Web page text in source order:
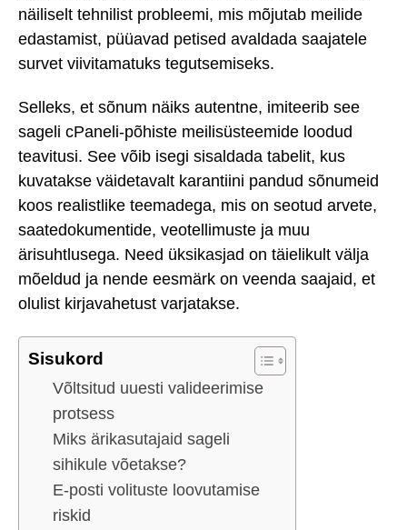
näiliselt tehnilist probleemi, mis mõjutab meilide
edastamist, püüavad petised avaldada saajatele
survet viivitamatuks tegutsemiseks.
Selleks, et sõnum näiks autentne, imiteerib see
sageli cPaneli-põhiste meilisüsteemide loodud
teavitusi. See võib isegi sisaldada tabelit, kus
kuvatakse väidetavalt karantiini pandud sõnumeid
koos realistlike teemadega, mis on seotud arvete,
saatedokumentide, veotellimuste ja muu
ärisuhtlusega. Need üksikasjad on täielikult välja
mõeldud ja nende eesmärk on veenda saajaid, et
olulist kirjavahetust varjatakse.
Sisukord
Võltsitud uuesti valideerimise
protsess
Miks ärikasutajaid sageli
sihikule võetakse?
E-posti volituste loovutamise
riskid